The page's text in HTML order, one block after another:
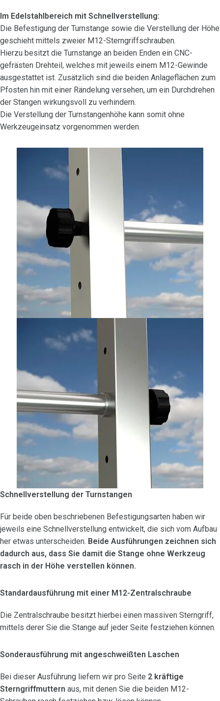
Im Edelstahlbereich mit Schnellverstellung:
Die Befestigung der Turnstange sowie die Verstellung der Höhe
geschieht mittels zweier M12-Sterngriffschrauben.
Hierzu besitzt die Turnstange an beiden Enden ein CNC-
gefrästen Drehteil, welches mit jeweils einem M12-Gewinde
ausgestattet ist. Zusätzlich sind die beiden Anlageflächen zum
Pfosten hin mit einer Rändelung versehen, um ein Durchdrehen
der Stangen wirkungsvoll zu verhindern.
Die Verstellung der Turnstangenhöhe kann somit ohne
Werkzeugeinsatz vorgenommen werden.
Schnellverstellung der Turnstangen
Für beide oben beschriebenen Befestigungsarten haben wir
jeweils eine Schnellverstellung entwickelt, die sich vom Aufbau
her etwas unterscheiden. Beide Ausführungen zeichnen sich
dadurch aus, dass Sie damit die Stange ohne Werkzeug
rasch in der Höhe verstellen können.
Standardausführung mit einer M12-Zentralschraube
Die Zentralschraube besitzt hierbei einen massiven Sterngriff,
mittels derer Sie die Stange auf jeder Seite festziehen können.
Sonderausführung mit angeschweißten Laschen
Bei dieser Ausführung liefern wir pro Seite 2 kräftige
Sterngriffmuttern aus, mit denen Sie die beiden M12-